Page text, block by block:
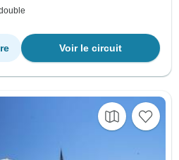
Voir le circuit